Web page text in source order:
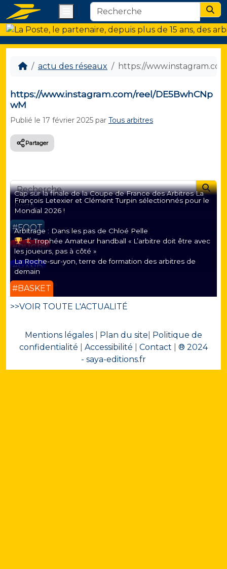
actu des réseaux https://
https://www.instagram.com/reel/DE5BwhCNp
wM
Publié le 17 février 2025 par Tous arbitres
Partager
Cap sur la finale de la Coupe de France des Arbitres La
Poste
François Letexier et Clément Turpin sélectionnés pour le
Mondial 2026 !
#FOOT
Arbitrage : Dans les pas de Chloé Pelle
#RUGBY
Trophée Amateur handball « L’arbitre doit être avec
les joueurs, pas à côté »
#HAND
La Roche-sur-yon, terre de formation des arbitres de
demain
#BASKET
>>VOIR TOUTE L'ACTUALITÉ
Mentions légales Plan du site Politique de
confidentialité
Accessibilité Contact
® 2024
- saya-editions.fr